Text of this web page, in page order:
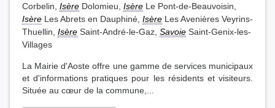
Corbelin, Isère Dolomieu, Isère Le Pont-de-Beauvoisin,
Isère Les Abrets en Dauphiné, Isère Les Avenières Veyrins-
Thuellin, Isère Saint-André-le-Gaz, Savoie Saint-Genix-les-
Villages
La Mairie d'Aoste offre une gamme de services municipaux
et d'informations pratiques pour les résidents et visiteurs.
Située au cœur de la commune,...